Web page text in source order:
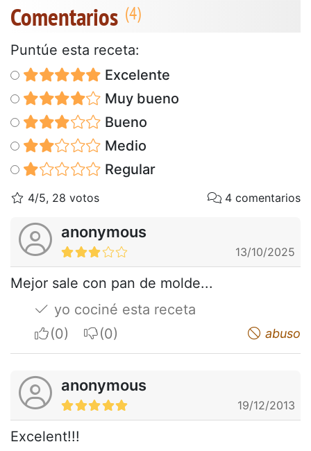
Comentarios
Puntúe esta receta:
Excelente
Muy bueno
Bueno
Medio
Regular
4/5, 28 votos 4 comentarios
anonymous
13/10/2025
Mejor sale con pan de molde...
yo cociné esta receta
I apreciateI do not appreciate abuso
anonymous
19/12/2013
Excelent!!!